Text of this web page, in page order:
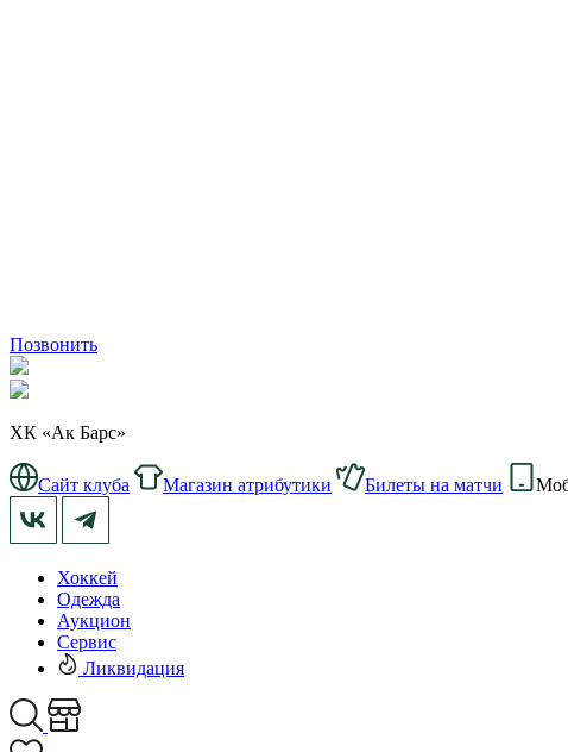
Позвонить
ХК «Ак Барс»
Сайт клуба Магазин атрибутики Билеты на матчи
Хоккей
Одежда
Аукцион
Сервис
Ликвидация